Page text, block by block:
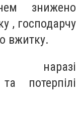
знижено
, господарчу
вжитку.
наразі
потерпілі